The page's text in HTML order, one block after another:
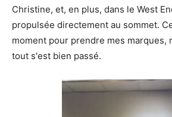
Christine, et, en plus, dans le West
propulsée directement au sommet.
moment pour prendre mes marques,
tout s'est bien passé.